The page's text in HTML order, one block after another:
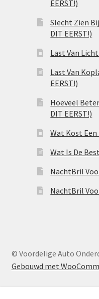
EERST!)
Slecht Zien
DIT EERST!)
Last Van
Last Van
EERST!)
Hoeveel
DIT EERST!)
Wat Kost Een
Wat Is De
NachtBril
NachtBril
© Voordelige Auto
Gebouwd met